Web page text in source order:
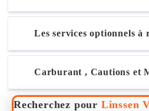
Les services optionnels à
Carburant , Cautions et
Recherchez pour Linssen